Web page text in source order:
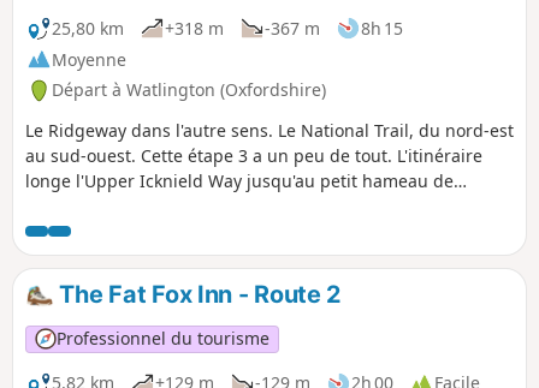
25,80 km
+318 m -367 m
8h 15
Moyenne
Départ à Watlington (Oxfordshire)
Le Ridgeway dans l'autre sens. Le National Trail, du nord-est
au sud-ouest. Cette étape 3 a un peu de tout. L'itinéraire
longe l'Upper Icknield Way jusqu'au petit hameau de
du village de Nuffield. L'itinéraire emprunte ensuite un
étroit sentier isolé le long de l'ancien Grim's Ditch avant
d'atteindre la Tamise. Sur la rive opposée se trouve un autre
sentier national, le Thames Path.
The Fat Fox Inn - Route 2
Professionnel du tourisme
5,82 km
+129 m -129 m 2h 00 Facile